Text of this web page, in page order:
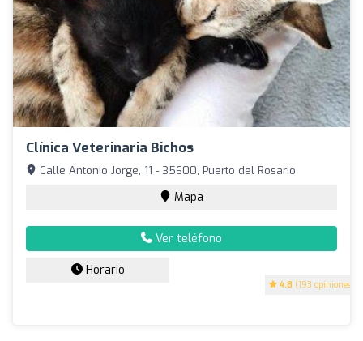
Clínica Veterinaria Bichos
4.8 (193 opiniones)
Calle Antonio Jorge, 11 - 35600, Puerto del Rosario
Mapa
Ver teléfono
Horario